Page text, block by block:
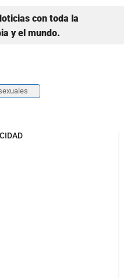
con toda la
y el mundo.